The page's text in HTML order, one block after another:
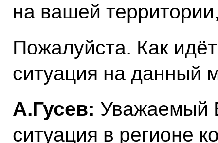
на вашей
Пожалуйста. Как
ситуация на данный
А.Гусев: Уважаемый
ситуация в регионе